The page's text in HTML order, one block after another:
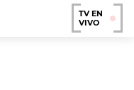
TV EN
VIVO